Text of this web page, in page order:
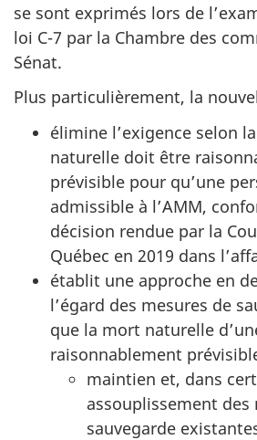
se sont exprimés lors de
loi C-7 par la Chambre des
Sénat.
Plus particulièrement, la
élimine l’exigence selon
naturelle doit être
prévisible pour qu’une
admissible à l’AMM,
décision rendue par la
Québec en 2019 dans
établit une approche en
l’égard des mesures de
que la mort naturelle
raisonnablement
maintien et, dans
assouplissement des
sauvegarde